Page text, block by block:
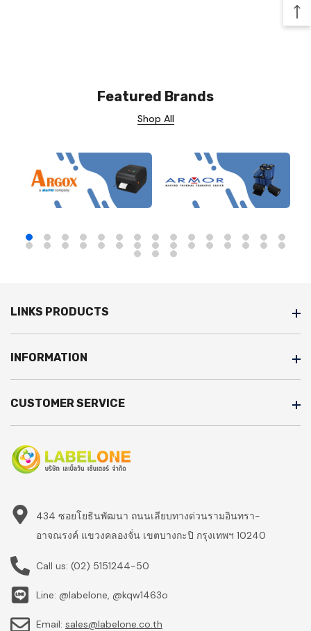
Featured Brands
Shop All
LINKS PRODUCTS
INFORMATION
CUSTOMER SERVICE
434 ซอยโยธินพัฒนา ถนนเลียบทางด่วนรามอินทรา-
อาจณรงค์ แขวงคลองจั่น เขตบางกะปิ กรุงเทพฯ 10240
Call us: (02) 5151244-50
Line: @labelone, @kqw1463o
Email: sales@labelone.co.th